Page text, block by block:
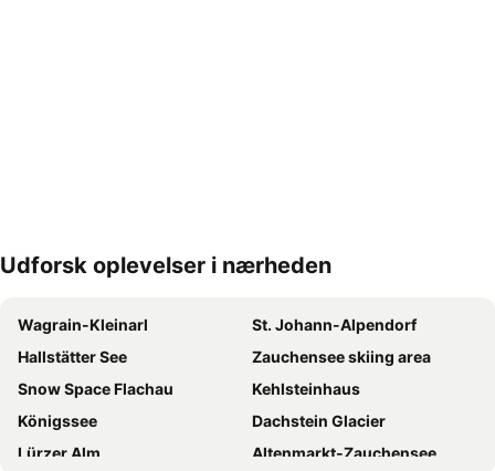
Udvid kort
Udforsk oplevelser i nærheden
Wagrain-Kleinarl
St. Johann-Alpendorf
Hallstätter See
Zauchensee skiing area
Snow Space Flachau
Kehlsteinhaus
Königssee
Dachstein Glacier
Lürzer Alm
Altenmarkt-Zauchensee